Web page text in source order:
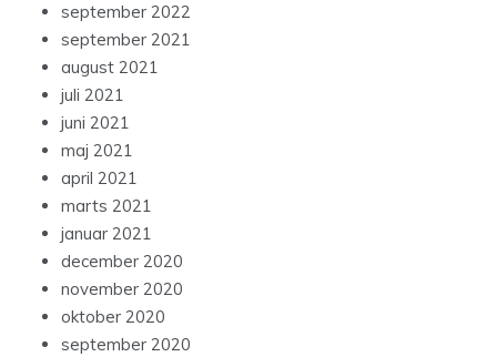
september 2022
september 2021
august 2021
juli 2021
juni 2021
maj 2021
april 2021
marts 2021
januar 2021
december 2020
november 2020
oktober 2020
september 2020